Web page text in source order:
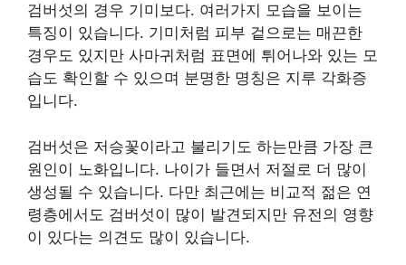
검버섯의 경우 기미보다. 여러가지 모습을 보이는
특징이 있습니다. 기미처럼 피부 겉으로는 매끈한
경우도 있지만 사마귀처럼 표면에 튀어나와 있는 모
습도 확인할 수 있으며 분명한 명칭은 지루 각화증
입니다.
검버섯은 저승꽃이라고 불리기도 하는만큼 가장 큰
원인이 노화입니다. 나이가 들면서 저절로 더 많이
생성될 수 있습니다. 다만 최근에는 비교적 젊은 연
령층에서도 검버섯이 많이 발견되지만 유전의 영향
이 있다는 의견도 많이 있습니다.